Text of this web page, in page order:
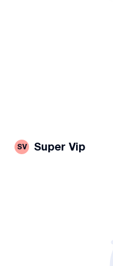
SV Super Vip